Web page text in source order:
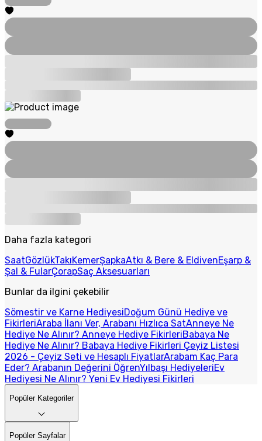
Daha fazla kategori
SaatGözlükTakıKemerŞapkaAtkı & Bere & EldivenEşarp &
Şal & FularÇorapSaç Aksesuarları
Bunlar da ilgini çekebilir
Sömestir ve Karne HediyesiDoğum Günü Hediye ve
FikirleriAraba İlanı Ver, Arabanı Hızlıca SatAnneye Ne
Hediye Ne Alınır? Anneye Hediye FikirleriBabaya Ne
Hediye Ne Alınır? Babaya Hediye Fikirleri Çeyiz Listesi
2026 - Çeyiz Seti ve Hesaplı FiyatlarArabam Kaç Para
Eder? Arabanın Değerini ÖğrenYılbaşı HediyeleriEv
Hediyesi Ne Alınır? Yeni Ev Hediyesi Fikirleri
Popüler Kategoriler
Popüler Sayfalar